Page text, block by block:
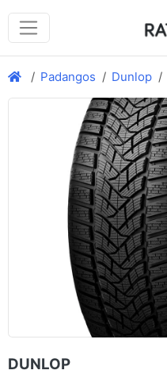
Padangos Dunlop
DUNLOP